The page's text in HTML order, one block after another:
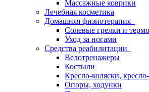
Массажные коврики
Лечебная косметика
Домашняя физиотерапия
Солевые грелки и
Уход за ногами
Средства реабилитации
Велотренажеры
Костыли
Кресло-коляски,
Опоры, ходунки